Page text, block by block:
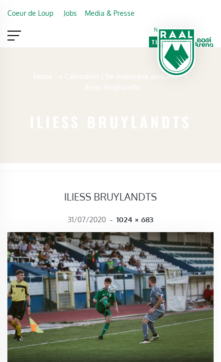
Coeur de Loup Jobs Media & Presse
Newsletter
TICKETING
VIP
FAN SHOP
Calendrier | De nouveaux amicaux
»
ILIESS BRUYLANDTS
31/07/2020 - FULL SIZE
1024 × 683